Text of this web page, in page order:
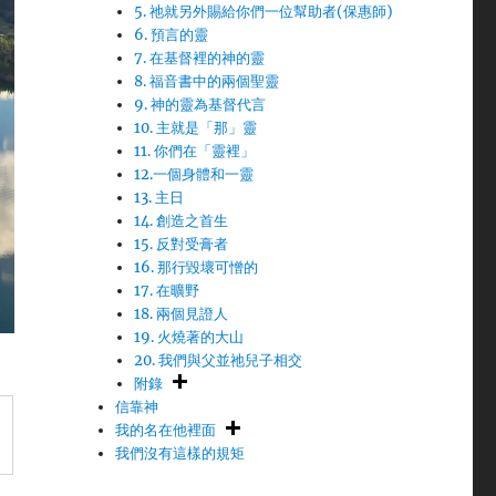
5. 祂就另外賜給你們一位幫助者(保惠師)
6. 預言的靈
7. 在基督裡的神的靈
8. 福音書中的兩個聖靈
9. 神的靈為基督代言
10. 主就是「那」靈
11. 你們在「靈裡」
12.一個身體和一靈
13. 主日
14. 創造之首生
15. 反對受膏者
16. 那行毀壞可憎的
17. 在曠野
18. 兩個見證人
19. 火燒著的大山
20. 我們與父並祂兒子相交
附錄
信靠神
我的名在他裡面
我們沒有這樣的規矩